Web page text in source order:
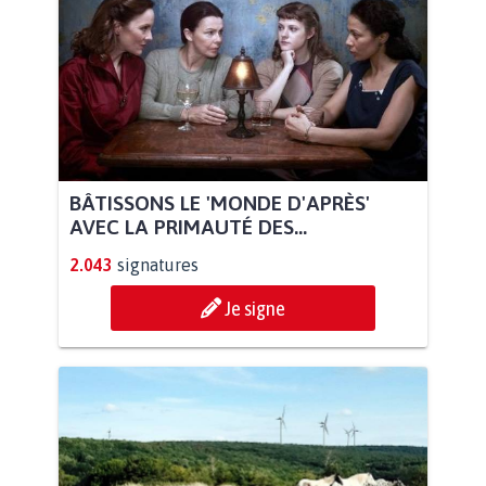
BÂTISSONS LE 'MONDE D'APRÈS'
AVEC LA PRIMAUTÉ DES...
2.043 signatures
Je signe